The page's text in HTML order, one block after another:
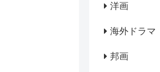
洋画
海外ドラマ
邦画